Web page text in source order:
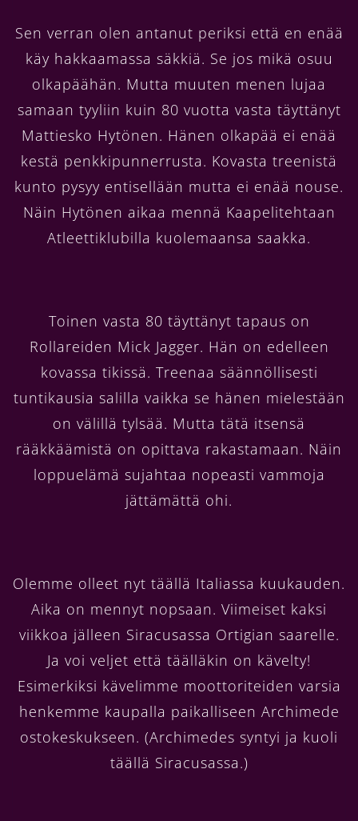
Sen verran olen antanut periksi että en enää
käy hakkaamassa säkkiä. Se jos mikä osuu
olkapäähän. Mutta muuten menen lujaa
samaan tyyliin kuin 80 vuotta vasta täyttänyt
Mattiesko Hytönen. Hänen olkapää ei enää
kestä penkkipunnerrusta. Kovasta treenistä
kunto pysyy entisellään mutta ei enää nouse.
Näin Hytönen aikaa mennä Kaapelitehtaan
Atleettiklubilla kuolemaansa saakka.
Toinen vasta 80 täyttänyt tapaus on
Rollareiden Mick Jagger. Hän on edelleen
kovassa tikissä. Treenaa säännöllisesti
tuntikausia salilla vaikka se hänen mielestään
on välillä tylsää. Mutta tätä itsensä
rääkkäämistä on opittava rakastamaan. Näin
loppuelämä sujahtaa nopeasti vammoja
jättämättä ohi.
Olemme olleet nyt täällä Italiassa kuukauden.
Aika on mennyt nopsaan. Viimeiset kaksi
viikkoa jälleen Siracusassa Ortigian saarelle.
Ja voi veljet että täälläkin on kävelty!
Esimerkiksi kävelimme moottoriteiden varsia
henkemme kaupalla paikalliseen Archimede
ostokeskukseen. (Archimedes syntyi ja kuoli
täällä Siracusassa.)